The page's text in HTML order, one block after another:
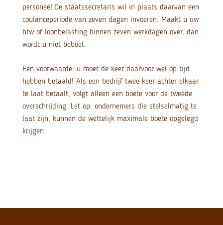
personeel.De staatssecretaris wil in plaats daarvan een
coulanceperiode van zeven dagen invoeren. Maakt u uw
btw of loonbelasting binnen zeven werkdagen over, dan
wordt u niet beboet.
Eén voorwaarde: u moet de keer daarvoor wel op tijd
hebben betaald! Als een bedrijf twee keer achter elkaar
te laat betaalt, volgt alleen een boete voor de tweede
overschrijding. Let op: ondernemers die stelselmatig te
laat zijn, kunnen de wettelijk maximale boete opgelegd
krijgen.